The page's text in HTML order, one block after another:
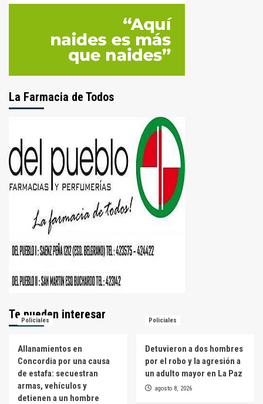
La Farmacia de Todos
Te pueden interesar
Policiales
Allanamientos en
Concordia por una causa
de estafa: secuestran
armas, vehículos y
detienen a un hombre
Policiales
Detuvieron a dos hombres
por el robo y la agresión a
un adulto mayor en La Paz
agosto 8, 2026